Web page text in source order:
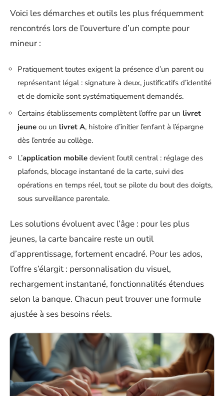
Voici les démarches et outils les plus fréquemment
rencontrés lors de l’ouverture d’un compte pour
mineur :
Pratiquement toutes exigent la présence d’un parent ou
représentant légal : signature à deux, justificatifs d’identité
et de domicile sont systématiquement demandés.
Certains établissements complètent l’offre par un livret
jeune ou un livret A, histoire d’initier l’enfant à l’épargne
dès l’entrée au collège.
L’application mobile devient l’outil central : réglage des
plafonds, blocage instantané de la carte, suivi des
opérations en temps réel, tout se pilote du bout des doigts,
sous surveillance parentale.
Les solutions évoluent avec l’âge : pour les plus
jeunes, la carte bancaire reste un outil
d’apprentissage, fortement encadré. Pour les ados,
l’offre s’élargit : personnalisation du visuel,
rechargement instantané, fonctionnalités étendues
selon la banque. Chacun peut trouver une formule
ajustée à ses besoins réels.